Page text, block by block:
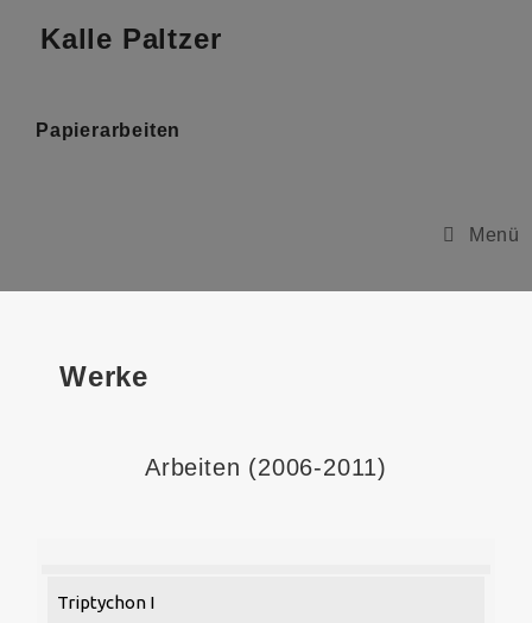
Kalle Paltzer
Papierarbeiten
Menü
Werke
Arbeiten (2006-2011)
Triptychon I